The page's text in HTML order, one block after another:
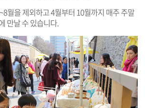
월을 제외하고 4월부터 10월까지 매주 주말
만날 수 있습니다.